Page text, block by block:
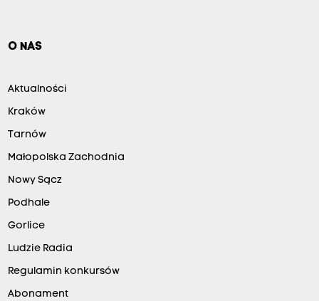
O NAS
Aktualności
Kraków
Tarnów
Małopolska Zachodnia
Nowy Sącz
Podhale
Gorlice
Ludzie Radia
Regulamin konkursów
Abonament